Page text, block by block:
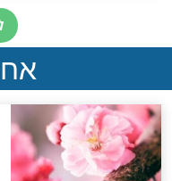
אביב אלוש
אירועי יום כיפור